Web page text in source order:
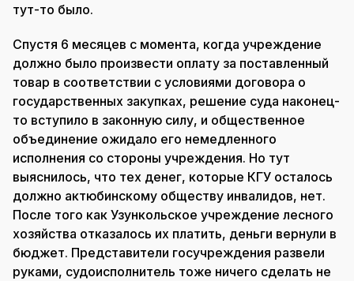
тут-то было.
Спустя 6 месяцев с момента, когда учреждение
должно было произвести оплату за поставленный
товар в соответствии с условиями договора о
государственных закупках, решение суда наконец-
то вступило в законную силу, и общественное
объединение ожидало его немедленного
исполнения со стороны учреждения. Но тут
выяснилось, что тех денег, которые КГУ осталось
должно актюбинскому обществу инвалидов, нет.
После того как Узункольское учреждение лесного
хозяйства отказалось их платить, деньги вернули в
бюджет. Представители госучреждения развели
руками, судоисполнитель тоже ничего сделать не